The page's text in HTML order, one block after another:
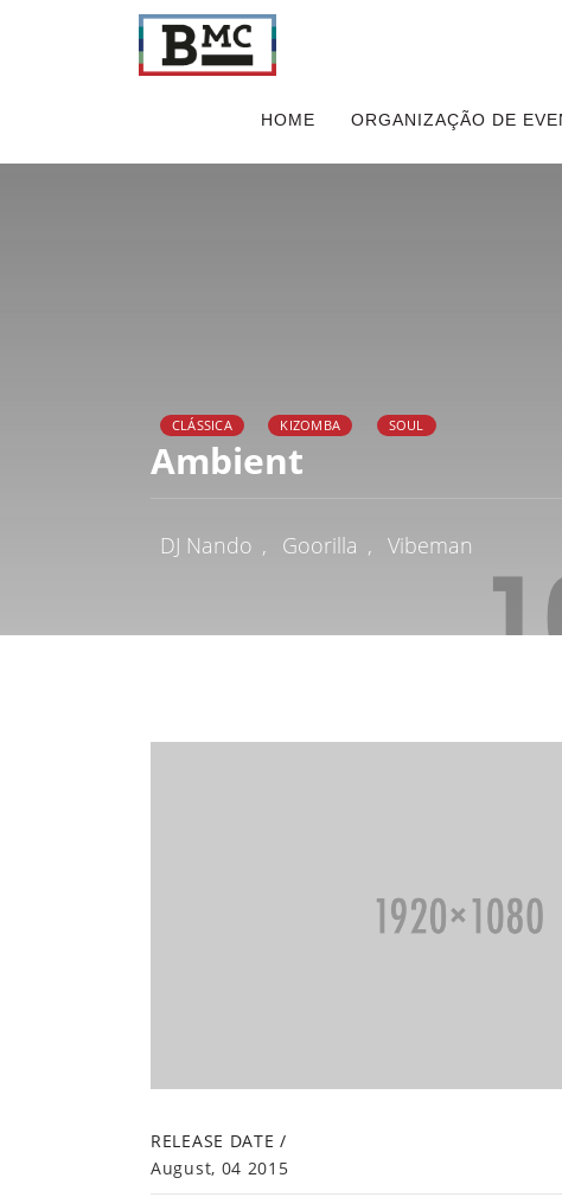
HOME ORGANIZAÇÃO DE
CLÁSSICA KIZOMBA SOUL
Ambient
DJ Nando , Goorilla , Vibeman
RELEASE DATE /
August, 04 2015